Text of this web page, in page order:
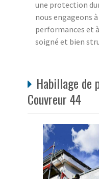
une protection
nous engageons
performances et
soigné et bien
Habillage de
Couvreur 44